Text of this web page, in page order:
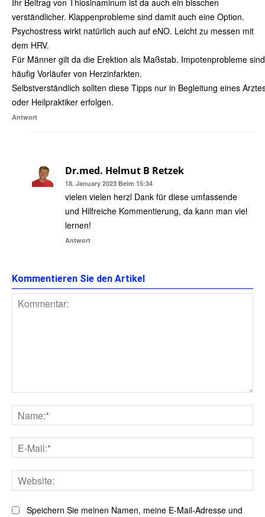
Ihr Beitrag von Thiosinaminum ist da auch ein bisschen
verständlicher. Klappenprobleme sind damit auch eine Option.
Psychostress wirkt natürlich auch auf eNO. Leicht zu messen mit
dem HRV.
Für Männer gilt da die Erektion als Maßstab. Impotenprobleme sind
häufig Vorläufer von Herzinfarkten.
Selbstverständlich sollten diese Tipps nur in Begleitung eines
oder Heilpraktiker erfolgen.
Antwort
Dr.med. Helmut B Retzek
18. January 2023 Beim 15:34
vielen vielen herzl Dank für diese umfassende
und Hilfreiche Kommentierung, da kann man viel
lernen!
Antwort
Kommentieren Sie den Artikel
Speichern Sie meinen Namen, meine E-Mail-Adresse und